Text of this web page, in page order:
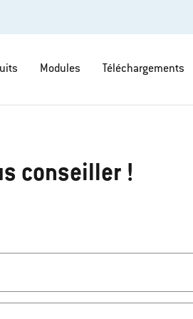
Modules Téléchargements
conseiller !